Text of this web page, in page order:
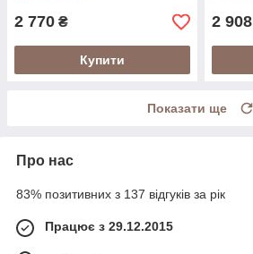
2 770 ₴
Купити
2 908
Показати ще
Про нас
83% позитивних з 137 відгуків за рік
Працює з 29.12.2015